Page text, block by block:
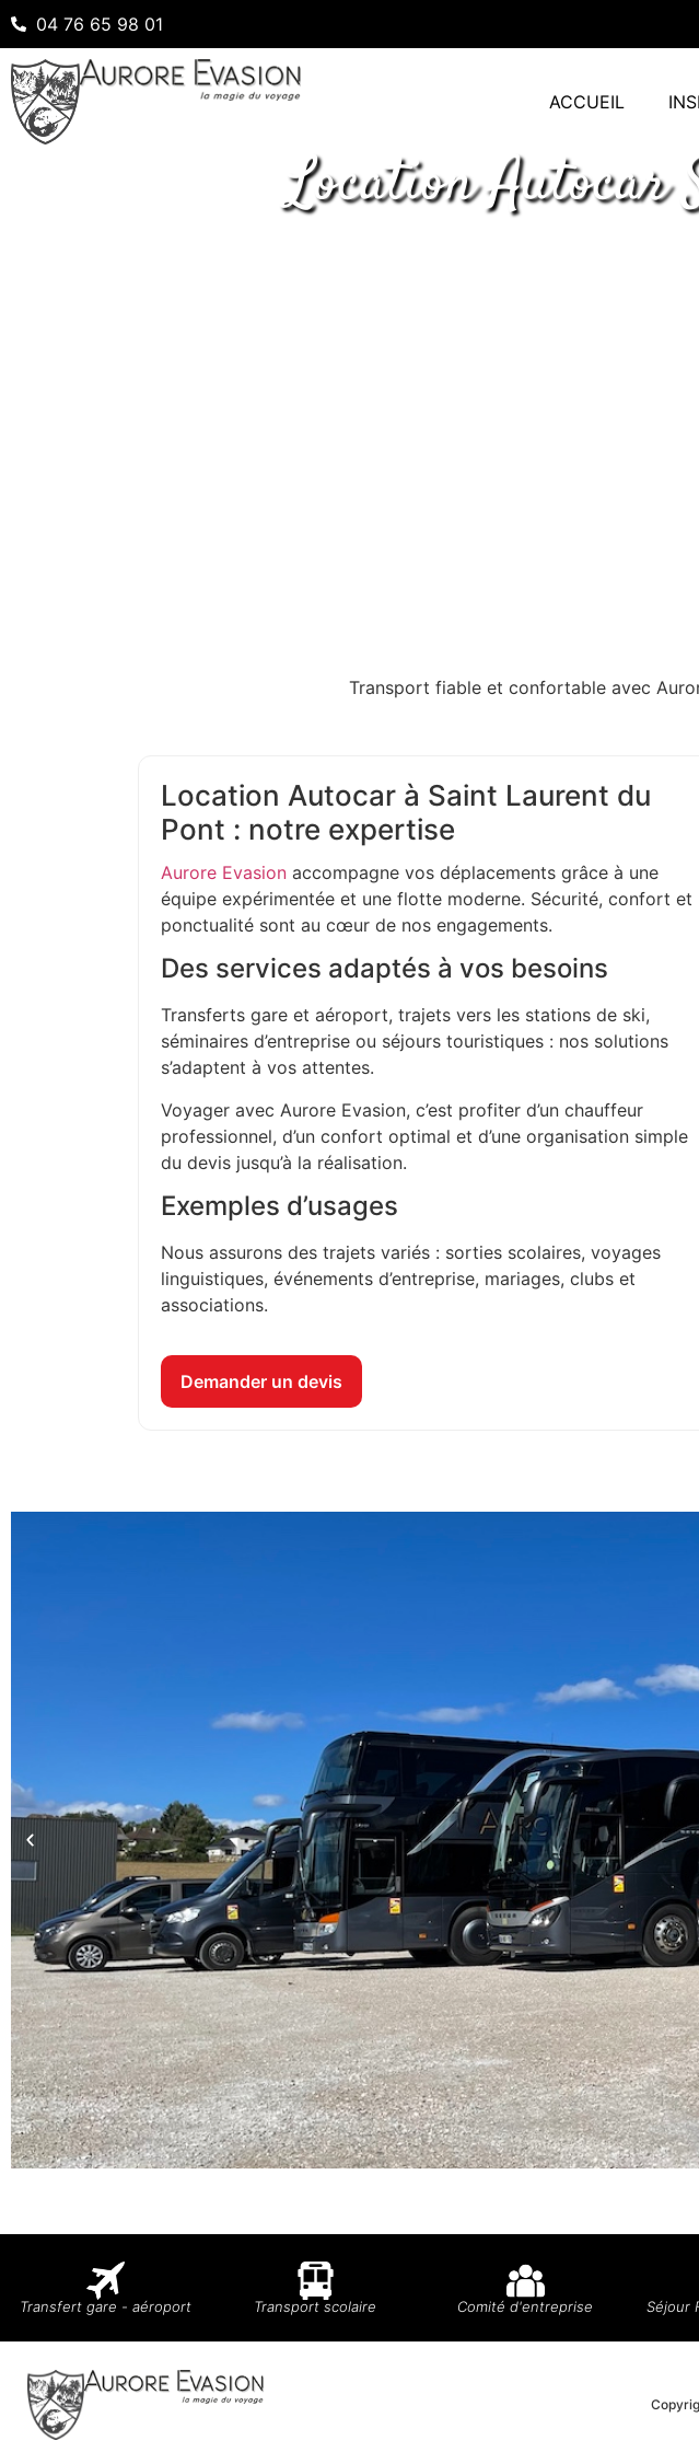
04 76 65 98 01
ACCUEIL
Location Autocar
Transport fiable et confortable avec
Location Autocar à Saint Laurent du
Pont : notre expertise
Aurore Evasion accompagne vos déplacements grâce à une
équipe expérimentée et une flotte moderne. Sécurité, confort et
ponctualité sont au cœur de nos engagements.
Des services adaptés à vos besoins
Transferts gare et aéroport, trajets vers les stations de ski,
séminaires d’entreprise ou séjours touristiques : nos solutions
s’adaptent à vos attentes.
Voyager avec Aurore Evasion, c’est profiter d’un chauffeur
professionnel, d’un confort optimal et d’une organisation simple
du devis jusqu’à la réalisation.
Exemples d’usages
Nous assurons des trajets variés : sorties scolaires, voyages
linguistiques, événements d’entreprise, mariages, clubs et
associations.
Demander un devis
Transfert gare - aéroport Transport scolaire Comité d'entreprise Séjour